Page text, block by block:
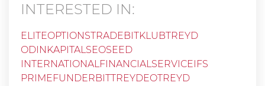
INTERESTED IN:
ELITEOPTIONSTRADEBITKLUBTREYD
ODINKAPITALSEOSEED
INTERNATIONALFINANCIALSERVICEIFS
PRIMEFUNDERBITTREYDEOTREYD